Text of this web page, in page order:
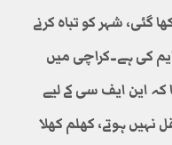
شہر کو تباہ کرنے
ایم کی ہے۔کراچی میں
کہ این ایف سی کے لیے
نہیں ہوتے، کھلم کھلا